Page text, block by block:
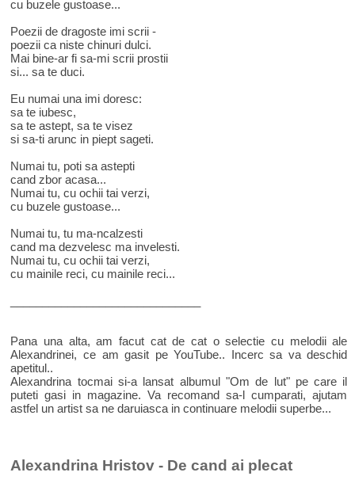
cu buzele gustoase...
Poezii de dragoste imi scrii -
poezii ca niste chinuri dulci.
Mai bine-ar fi sa-mi scrii prostii
si... sa te duci.
Eu numai una imi doresc:
sa te iubesc,
sa te astept, sa te visez
si sa-ti arunc in piept sageti.
Numai tu, poti sa astepti
cand zbor acasa...
Numai tu, cu ochii tai verzi,
cu buzele gustoase...
Numai tu, tu ma-ncalzesti
cand ma dezvelesc ma invelesti.
Numai tu, cu ochii tai verzi,
cu mainile reci, cu mainile reci...
Pana una alta, am facut cat de cat o selectie cu melodii ale
Alexandrinei, ce am gasit pe YouTube.. Incerc sa va deschid
apetitul..
Alexandrina tocmai si-a lansat albumul "Om de lut" pe care il
puteti gasi in magazine. Va recomand sa-l cumparati, ajutam
astfel un artist sa ne daruiasca in continuare melodii superbe...
Alexandrina Hristov - De cand ai plecat